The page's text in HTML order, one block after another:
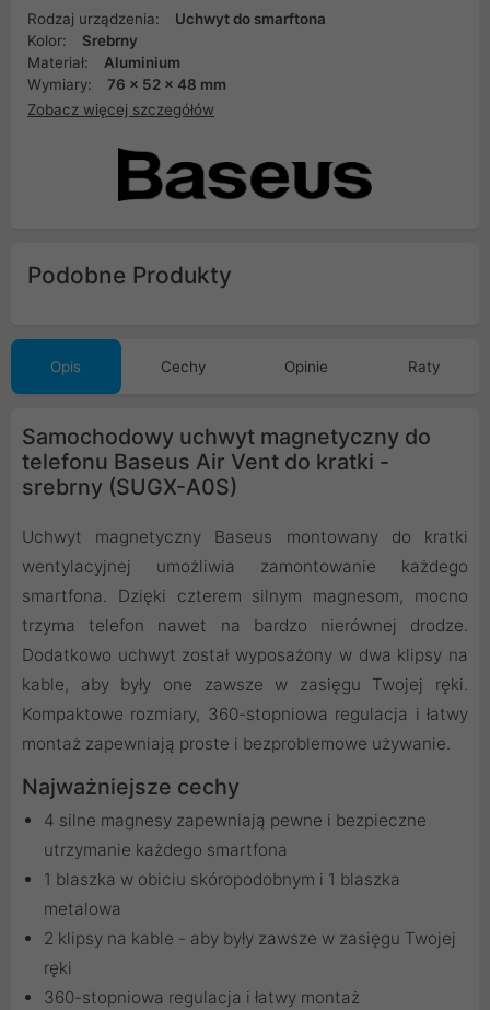
Rodzaj urządzenia:
Uchwyt do smarftona
Kolor:
Srebrny
Materiał:
Aluminium
Wymiary:
76 x 52 x 48 mm
Zobacz więcej szczegółów
Podobne Produkty
Opis Cechy Opinie Raty
Samochodowy uchwyt magnetyczny do
telefonu Baseus Air Vent do kratki -
srebrny (SUGX-A0S)
Uchwyt magnetyczny Baseus montowany do kratki
wentylacyjnej umożliwia zamontowanie każdego
smartfona. Dzięki czterem silnym magnesom, mocno
trzyma telefon nawet na bardzo nierównej drodze.
Dodatkowo uchwyt został wyposażony w dwa klipsy na
kable, aby były one zawsze w zasięgu Twojej ręki.
Kompaktowe rozmiary, 360-stopniowa regulacja i łatwy
montaż zapewniają proste i bezproblemowe używanie.
Najważniejsze cechy
4 silne magnesy zapewniają pewne i bezpieczne
utrzymanie każdego smartfona
1 blaszka w obiciu skóropodobnym i 1 blaszka
metalowa
2 klipsy na kable - aby były zawsze w zasięgu Twojej
ręki
360-stopniowa regulacja i łatwy montaż